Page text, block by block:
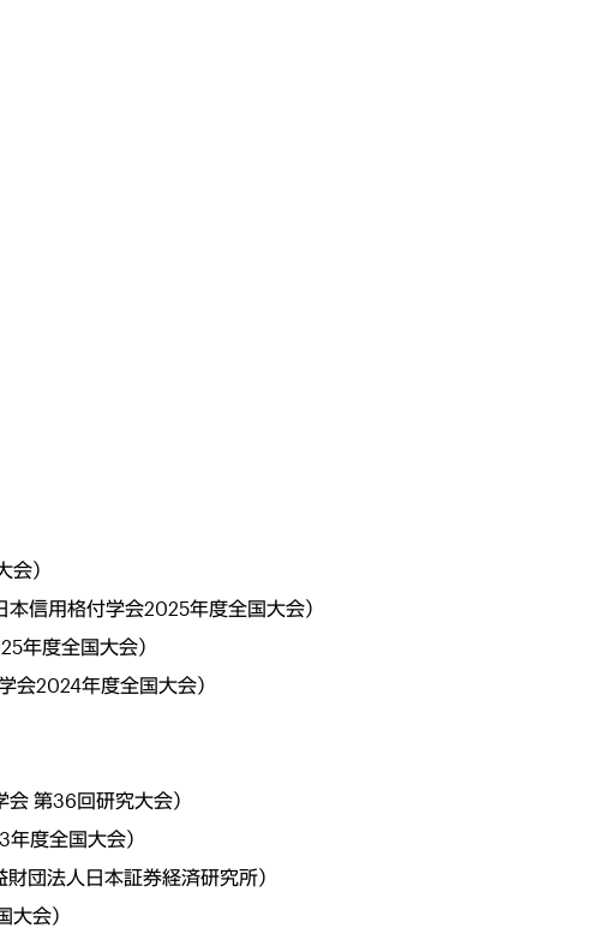
）
信用格付学会2025年度全国大会）
年度全国大会）
2024年度全国大会）
第36回研究大会）
度全国大会）
団法人日本証券経済研究所）
会）